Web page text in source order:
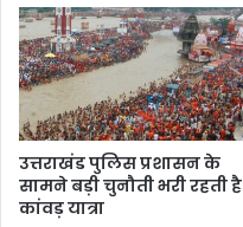
उत्तराखंड पुलिस प्रशासन के
सामने बड़ी चुनौती भरी रहती है
कांवड़ यात्रा